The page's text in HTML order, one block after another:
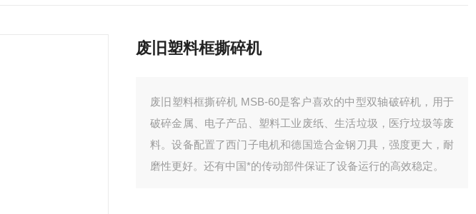
废旧塑料框撕碎机
废旧塑料框撕碎机 MSB-60是客户喜欢的中型双轴破碎机，用于
破碎金属、电子产品、塑料工业废纸、生活垃圾，医疗垃圾等废
料。设备配置了西门子电机和德国造合金钢刀具，强度更大，耐
磨性更好。还有中国*的传动部件保证了设备运行的高效稳定。